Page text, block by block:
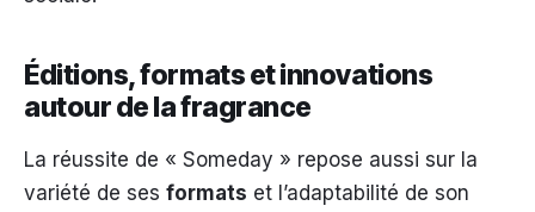
Éditions, formats et innovations
autour de la fragrance
La réussite de « Someday » repose aussi sur la
variété de ses formats et l’adaptabilité de son